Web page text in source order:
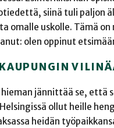
siinä tuli paljon
omalle uskolle. Tämä on
olen oppinut
hieman jännittää se, että
ollut heille
heidän